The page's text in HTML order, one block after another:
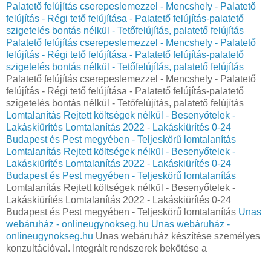
Palatető felújítás cserepeslemezzel - Mencshely - Palatető
felújítás - Régi tető felújítása - Palatető felújítás-palatető
szigetelés bontás nélkül - Tetőfelújítás, palatető felújítás
Palatető felújítás cserepeslemezzel - Mencshely - Palatető
felújítás - Régi tető felújítása - Palatető felújítás-palatető
szigetelés bontás nélkül - Tetőfelújítás, palatető felújítás
Palatető felújítás cserepeslemezzel - Mencshely - Palatető
felújítás - Régi tető felújítása - Palatető felújítás-palatető
szigetelés bontás nélkül - Tetőfelújítás, palatető felújítás
Lomtalanítás Rejtett költségek nélkül - Besenyőtelek -
Lakáskiürítés Lomtalanítás‎ 2022 - Lakáskiürítés 0-24
Budapest és Pest megyében‎ - Teljeskörű lomtalanítás
Lomtalanítás Rejtett költségek nélkül - Besenyőtelek -
Lakáskiürítés Lomtalanítás‎ 2022 - Lakáskiürítés 0-24
Budapest és Pest megyében‎ - Teljeskörű lomtalanítás
Lomtalanítás Rejtett költségek nélkül - Besenyőtelek -
Lakáskiürítés Lomtalanítás‎ 2022 - Lakáskiürítés 0-24
Budapest és Pest megyében‎ - Teljeskörű lomtalanítás Unas
webáruház - onlineugynokseg.hu Unas webáruház -
onlineugynokseg.hu Unas webáruház készítése személyes
konzultációval. Integrált rendszerek bekötése a